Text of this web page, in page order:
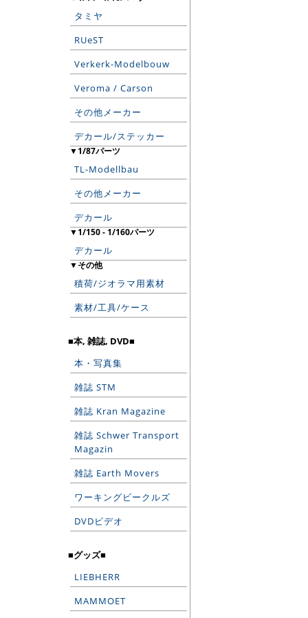
タミヤ
RUeST
Verkerk-Modelbouw
Veroma / Carson
その他メーカー
デカール/ステッカー
▼1/87パーツ
TL-Modellbau
その他メーカー
デカール
▼1/150 - 1/160パーツ
デカール
▼その他
積荷/ジオラマ用素材
素材/工具/ケース
■本, 雑誌, DVD■
本・写真集
雑誌 STM
雑誌 Kran Magazine
雑誌 Schwer Transport
Magazin
雑誌 Earth Movers
ワーキングビークルズ
DVDビデオ
■グッズ■
LIEBHERR
MAMMOET